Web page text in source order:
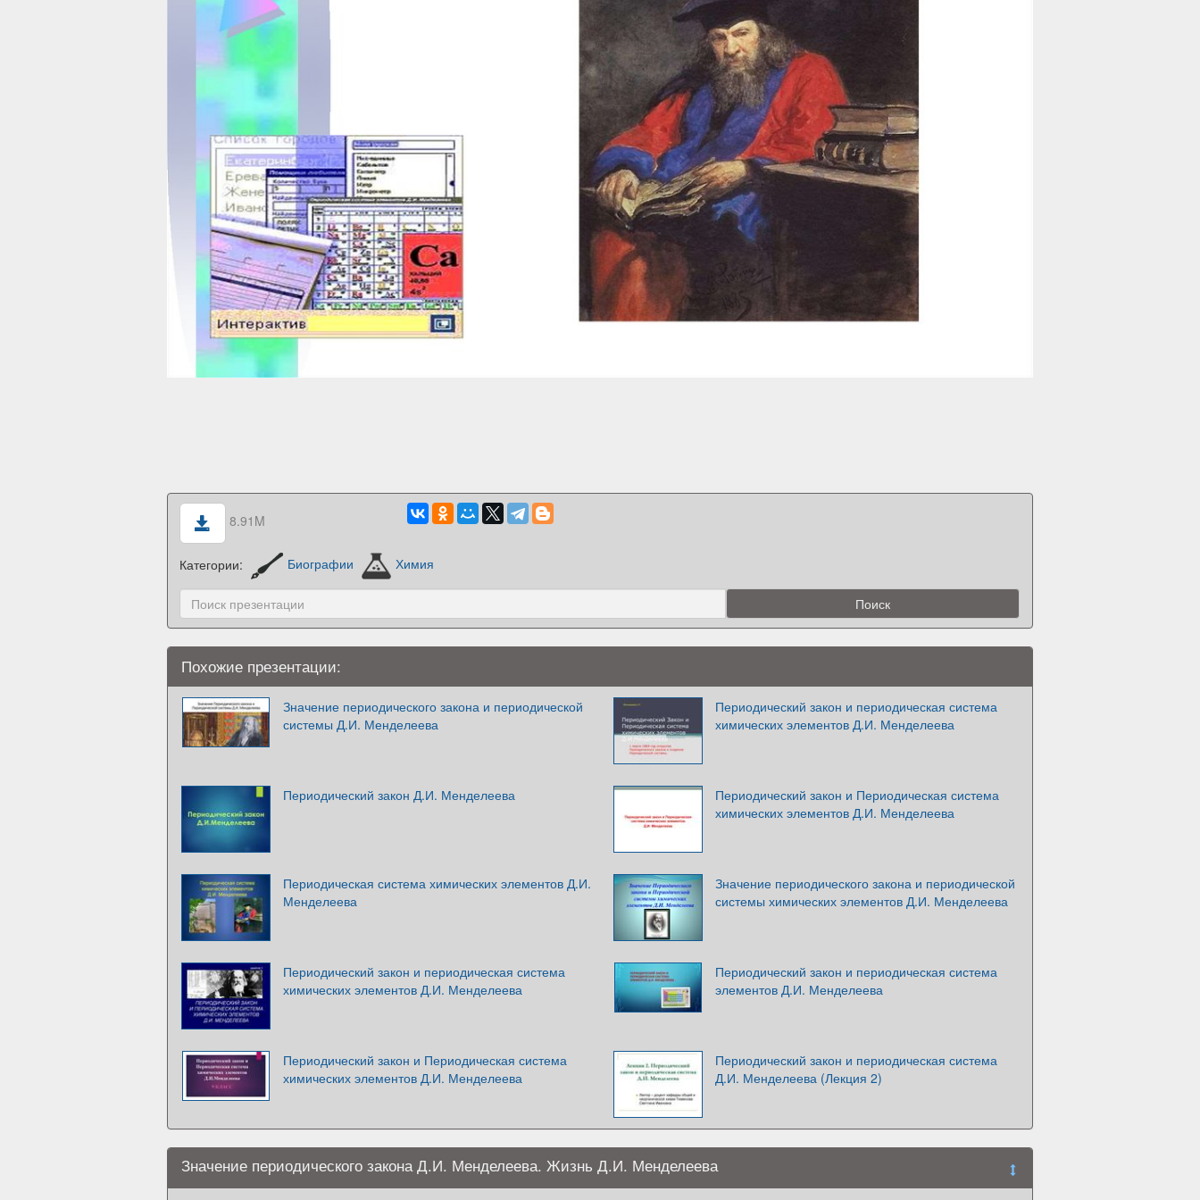
8.91M
Категории: Биографии Химия
Похожие презентации:
Значение периодического закона и периодической
системы Д.И. Менделеева
Периодический закон и периодическая система
химических элементов Д.И. Менделеева
Периодический закон Д.И. Менделеева
Периодический закон и Периодическая система
химических элементов Д.И. Менделеева
Периодическая система химических элементов Д.И.
Менделеева
Значение периодического закона и периодической
системы химических элементов Д.И. Менделеева
Периодический закон и периодическая система
химических элементов Д.И. Менделеева
Периодический закон и периодическая система
элементов Д.И. Менделеева
Периодический закон и Периодическая система
химических элементов Д.И. Менделеева
Периодический закон и периодическая система
Д.И. Менделеева (Лекция 2)
Значение периодического закона Д.И. Менделеева. Жизнь Д.И. Менделеева